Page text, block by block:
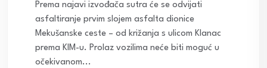
Prema najavi izvođača sutra će se odvijati
asfaltiranje prvim slojem asfalta dionice
Mekušanske ceste – od križanja s ulicom Klanac
prema KIM-u. Prolaz vozilima neće biti moguć u
očekivanom...